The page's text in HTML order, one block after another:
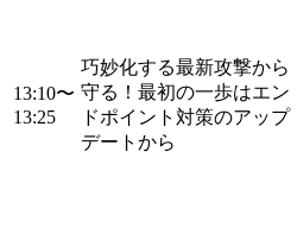
13:10〜
13:25
巧妙化する最新攻撃から
守る！最初の一歩はエン
ドポイント対策のアップ
デートから